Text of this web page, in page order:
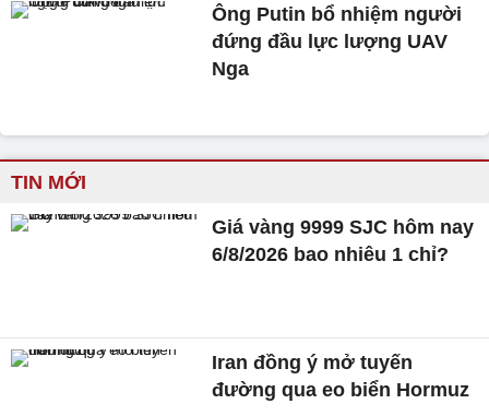
Ông Putin bổ nhiệm người
đứng đầu lực lượng UAV
Nga
TIN MỚI
Giá vàng 9999 SJC hôm nay
6/8/2026 bao nhiêu 1 chỉ?
Iran đồng ý mở tuyến
đường qua eo biển Hormuz